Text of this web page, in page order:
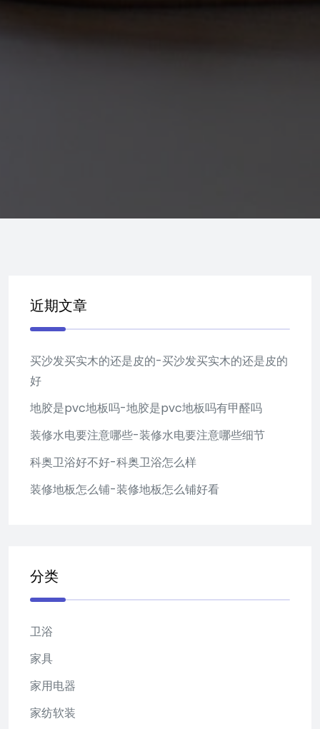
近期文章
买沙发买实木的还是皮的-买沙发买实木的还是皮的
好
地胶是pvc地板吗-地胶是pvc地板吗有甲醛吗
装修水电要注意哪些-装修水电要注意哪些细节
科奥卫浴好不好-科奥卫浴怎么样
装修地板怎么铺-装修地板怎么铺好看
分类
卫浴
家具
家用电器
家纺软装